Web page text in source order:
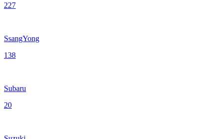
227
SsangYong
138
Subaru
20